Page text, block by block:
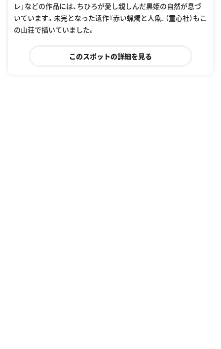
レ」などの作品には、ちひろが愛し親しんだ黒姫の自然が息づ
いています。未完となった遺作『赤い蝋燭と人魚』（童心社）もこ
の山荘で描いていました。
このスポットの詳細を見る